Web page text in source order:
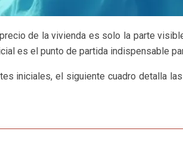
de la vivienda es solo la parte
es el punto de partida indispensable
iniciales, el siguiente cuadro detalla